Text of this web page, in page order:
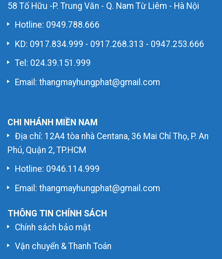
58 Tố Hữu -P. Trung Văn - Q. Nam Từ Liêm - Hà Nội
Hotline: 0949.788.666
KD: 0917.834.999 - 0917.268.313 - 0947.253.666
Tel: 024.39.151.999
Email: thangmayhungphat@gmail.com
CHI NHÁNH MIỀN NAM
Địa chỉ: 12A4 tòa nhà Centana, 36 Mai Chí Thọ, P. An
Phú, Quận 2, TP.HCM
Hotline: 0946.114.999
Email: thangmayhungphat@gmail.com
THÔNG TIN CHÍNH SÁCH
Chính sách bảo mật
Vận chuyển & Thanh Toán